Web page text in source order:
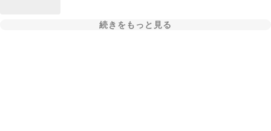
続きをもっと見る